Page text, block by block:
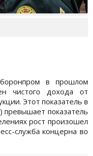
в прошлом
чистого дохода от
Этот показатель в
превышает показатель
рост произошел
служба концерна во